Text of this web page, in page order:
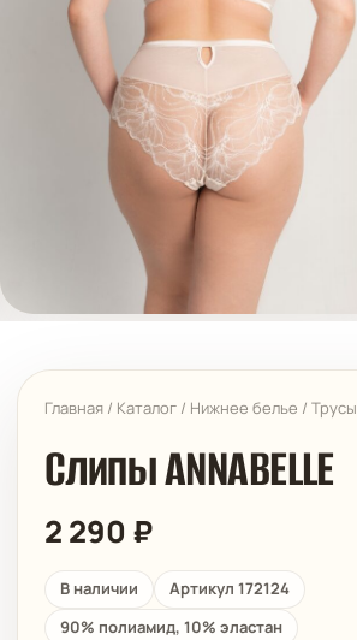
Главная / Каталог / Нижнее белье / Трусы
Слипы ANNABELLE
2 290 ₽
В наличии
Артикул 172124
90% полиамид, 10% эластан